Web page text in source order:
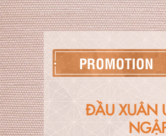
PROMOTION
ĐẦU XUÂN